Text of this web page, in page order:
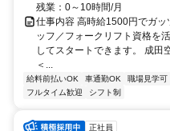
残業：0～10時間/月
仕事内容 高時給1500円でガ
ッフ／フォークリフト資格を
してスタートできます。 成田
＜...
給料前払いOK 車通勤OK 職場見学可
フルタイム歓迎
シフト制
正社員